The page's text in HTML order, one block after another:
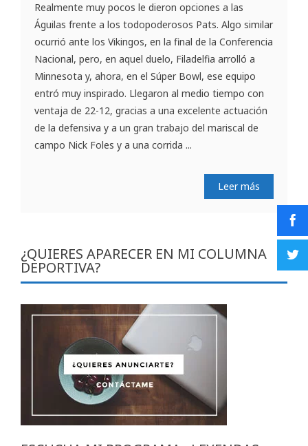
Realmente muy pocos le dieron opciones a las
Águilas frente a los todopoderosos Pats. Algo similar
ocurrió ante los Vikingos, en la final de la Conferencia
Nacional, pero, en aquel duelo, Filadelfia arrolló a
Minnesota y, ahora, en el Súper Bowl, ese equipo
entró muy inspirado. Llegaron al medio tiempo con
ventaja de 22-12, gracias a una excelente actuación
de la defensiva y a un gran trabajo del mariscal de
campo Nick Foles y a una corrida ...
Leer más
¿QUIERES APARECER EN MI COLUMNA
DEPORTIVA?